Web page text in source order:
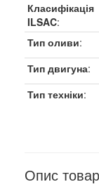
Класифікація
ILSAC:
Тип оливи:
Тип двигуна:
Тип техніки:
Опис